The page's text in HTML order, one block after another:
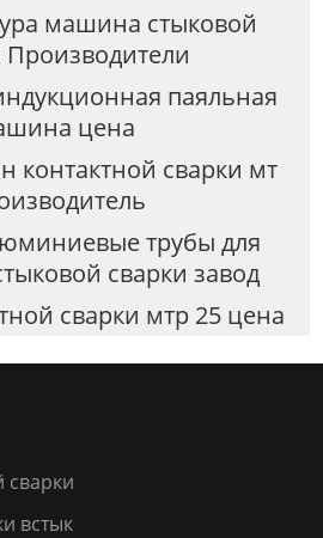
машина стыковой
Производители
паяльная
цена
контактной сварки мт
трубы для
сварки завод
сварки мтр 25 цена
встык